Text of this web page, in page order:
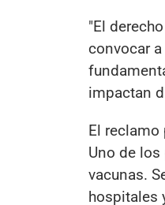
"El
convocar
impactan
El reclamo
Uno de
vacunas.
hospitales